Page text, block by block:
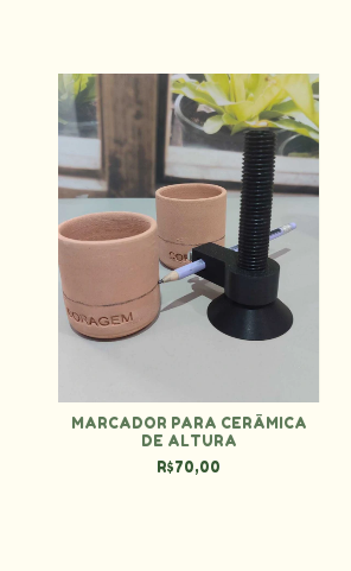
MARCADOR PARA CERÂMICA
DE ALTURA
R$70,00